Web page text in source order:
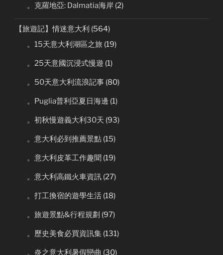
。克羅地亞: Dalmatia海岸 (2)
【旅遊記】情迷意大利 (564)
。15天意大利湖區之旅 (19)
。25天意國沉浸式慢遊 (1)
。50天意大利流浪記事 (80)
。Puglia普利亞夏日海邊 (1)
。初秋慢遊義大利30天 (93)
。意大利必到推薦景點 (15)
。意大利皮革工作趣聞 (19)
。意大利高鐵火車資訊 (27)
。打工換宿的遊學生活 (18)
。旅遊景點&行程規劃 (97)
。歷史美食必買資訊集 (131)
。炎之意大利暑假戀曲 (30)